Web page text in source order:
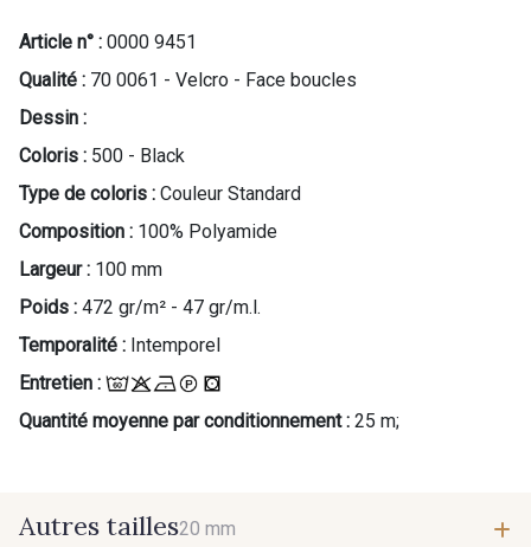
Article n° : 0000 9451
Qualité : 70 0061 - Velcro - Face boucles
Dessin :
Coloris : 500 - Black
Type de coloris : Couleur Standard
Composition : 100% Polyamide
Largeur : 100 mm
Poids : 472 gr/m² - 47 gr/m.l.
Temporalité : Intemporel
Entretien :
Quantité moyenne par conditionnement : 25 m;
Autres tailles20 mm